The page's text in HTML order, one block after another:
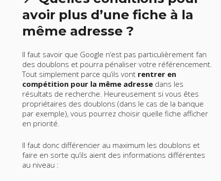
avoir plus d’une fiche à la
même adresse ?
Il faut savoir que Google n’est pas particulièrement fan
des doublons et pourra pénaliser votre référencement.
Tout simplement parce qu’ils vont rentrer en
compétition pour la même adresse dans les
résultats de recherche. Heureusement si vous êtes
propriétaires des doublons (dans le cas de la banque
par exemple), vous pourrez choisir quelle fiche afficher
en priorité.
Il faut donc différencier au maximum les doublons et
faire en sorte qu’ils aient des informations différentes
au niveau :